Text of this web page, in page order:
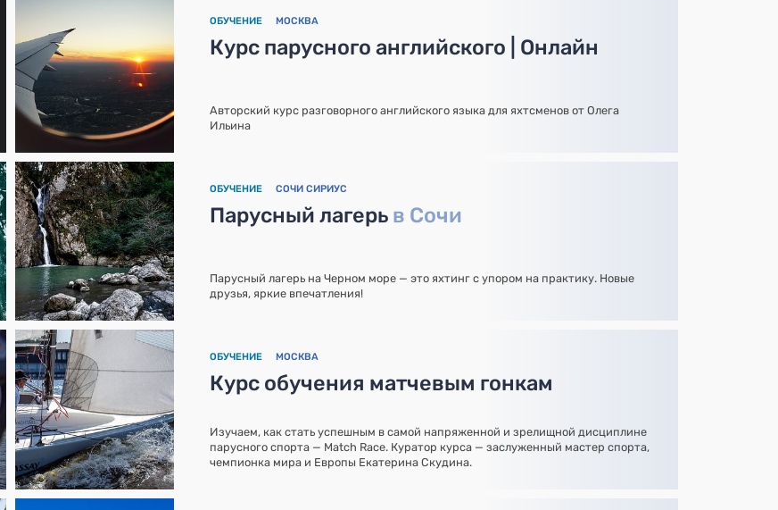
ОБУЧЕНИЕ МОСКВА
Курс парусного английского | Онлайн
Авторский курс разговорного английского языка для яхтсменов от Олега
Ильина
ОБУЧЕНИЕ СОЧИ СИРИУС
Парусный лагерь в Сочи
Парусный лагерь на Черном море — это яхтинг с упором на практику. Новые
друзья, яркие впечатления!
ОБУЧЕНИЕ МОСКВА
Курс обучения матчевым гонкам
Изучаем, как стать успешным в самой напряженной и зрелищной дисциплине
парусного спорта — Match Race. Куратор курса — заслуженный мастер спорта,
чемпионка мира и Европы Екатерина Скудина.